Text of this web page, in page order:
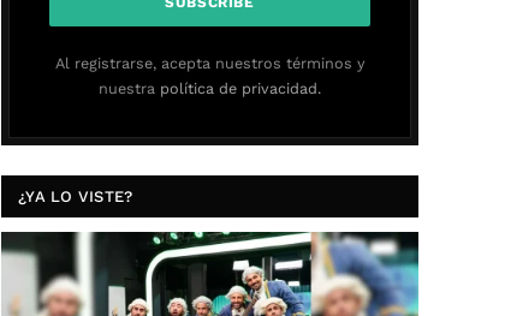
Al registrarse, acepta nuestros términos y
nuestra política de privacidad.
¿YA LO VISTE?